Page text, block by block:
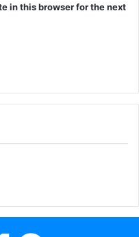
in this browser for the next